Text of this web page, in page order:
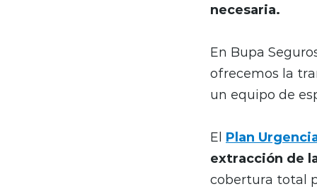
necesaria.
En Bupa
ofrecemos la
un equipo de
El Plan
extracción de
cobertura total